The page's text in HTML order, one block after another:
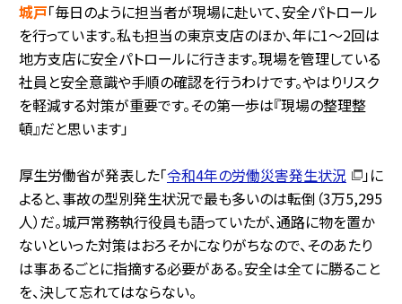
城戸「毎日のように担当者が現場に赴いて、安全パトロール
を行っています。私も担当の東京支店のほか、年に1～2回は
地方支店に安全パトロールに行きます。現場を管理している
社員と安全意識や手順の確認を行うわけです。やはりリスク
を軽減する対策が重要です。その第一歩は『現場の整理整
頓』だと思います」
厚生労働省が発表した「令和4年の労働災害発生状況
」に
よると、事故の型別発生状況で最も多いのは転倒（3万5,295
人）だ。城戸常務執行役員も語っていたが、通路に物を置か
ないといった対策はおろそかになりがちなので、そのあたり
は事あるごとに指摘する必要がある。安全は全てに勝ること
を、決して忘れてはならない。